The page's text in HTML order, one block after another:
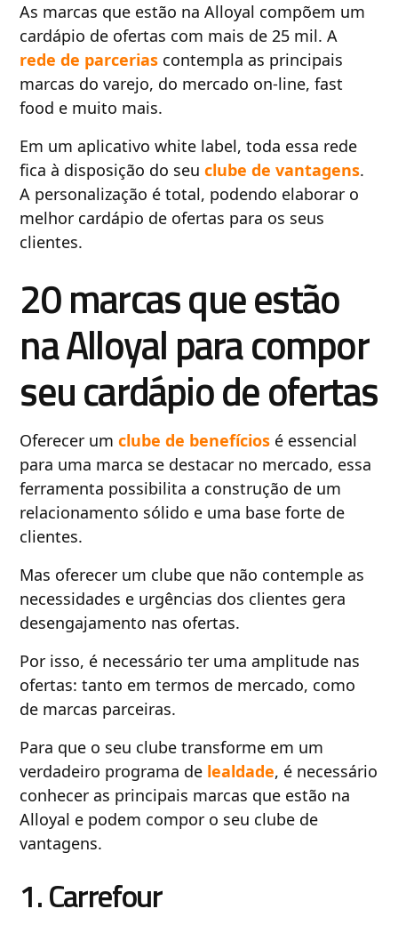
As marcas que estão na Alloyal compõem um
cardápio de ofertas com mais de 25 mil. A
rede de parcerias contempla as principais
marcas do varejo, do mercado on-line, fast
food e muito mais.
Em um aplicativo white label, toda essa rede
fica à disposição do seuclube de vantagens.
A personalização é total, podendo elaborar o
melhor cardápio de ofertas para os seus
clientes.
20 marcas que estão
na Alloyal para compor
seu cardápio de ofertas
Oferecer umclube de benefícios é essencial
para uma marca se destacar no mercado, essa
ferramenta possibilita a construção de um
relacionamento sólido e uma base forte de
clientes.
Mas oferecer um clube que não contemple as
necessidades e urgências dos clientes gera
desengajamento nas ofertas.
Por isso, é necessário ter uma amplitude nas
ofertas: tanto em termos de mercado, como
de marcas parceiras.
Para que o seu clube transforme em um
verdadeiro programa de lealdade, é necessário
conhecer as principais marcas que estão na
Alloyal e podem compor o seu clube de
vantagens.
1. Carrefour